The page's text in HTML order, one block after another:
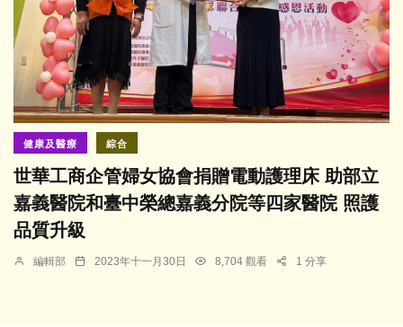
健康及醫療 綜合
世華工商企管婦女協會捐贈電動護理床 助部立
嘉義醫院和臺中榮總嘉義分院等四家醫院 照護
品質升級
編輯部 2023年十一月30日 8,704 觀看 1 分享